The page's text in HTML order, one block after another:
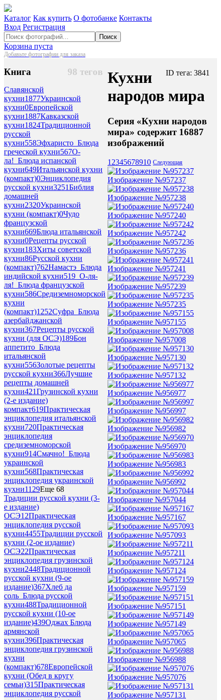
Каталог Как купить О фотобанке Контакты
Вход Регистрация
Поиск
Корзина пуста
Добавьте фотографии для заказа
98 тегов
Книга
Славянской
кухни1877Украинской
кухни0Европейской
кухни1887Кавказской
кухни1824Традиционной
русской
кухни558Эфхаристо_Блюда
греческой кухни567О-
ла!_Блюда испанской
кухни649Итальянской кухни
(компакт)0Энциклопедия
русской кухни3251Библия
домашней
кухни2320Украинской
кухни (компакт)0Чудо
французской
кухни669Блюда итальянской
кухни0Рецепты русской
кухни183Хиты советской
кухни86Русской кухни
(компакт)762Намастэ_Блюда
индийской кухни519 _О-ля-
ля!_Блюда французской
кухни586Средиземноморской
кухни
(компакт)1252Суфра_Блюда
азербайджанской
кухни367Рецепты русской
кухни (для ОСЭ)189Бон
аппетито_Блюда
итальянской
кухни556Золотые рецепты
русской кухни366Лучшие
рецепты домашней
кухни421Грузинской кухни
(2-е издание)
компакт619Практическая
энциклопедия итальянской
кухни720Практическая
энциклопедия
средиземноморской
кухни914Смачно!_Блюда
украинской
кухни568Практическая
энциклопедия украинской
кухни1129Еще 68
Традиции русской кухни (3-
е издание)
ОСЭ12Практическая
энциклопедия русской
кухни4455Традиции русской
кухни (2-ое издание)
ОСЭ22Практическая
энциклопедия грузинской
кухни2448Традиционной
русской кухни (9-ое
издание)367Хлеб да
соль_Блюда русской
кухни488Традиционной
русской кухни (10-ое
издание)439Оджах Блюда
армянской
кухни396Практическая
энциклопедия грузинской
кухни
(компакт)678Европейской
кухни (Обед в кругу
семьи)315Практическая
энциклопедия русской
ID тега: 3841
Кухни
народов мира
Серия «Кухни народов
мира» содержит 16887
изображений
1 2345678910 Следующая
Изображение №957237
Изображение №957238
Изображение №957240
Изображение №957242
Изображение №957236
Изображение №957241
Изображение №957239
Изображение №957235
Изображение №957155
Изображение №957008
Изображение №957130
Изображение №957132
Изображение №956977
Изображение №956997
Изображение №956982
Изображение №956970
Изображение №956983
Изображение №956992
Изображение №957044
Изображение №957167
Изображение №957093
Изображение №957211
Изображение №957124
Изображение №957159
Изображение №957151
Изображение №957149
Изображение №957065
Изображение №956988
Изображение №957076
Изображение №957131